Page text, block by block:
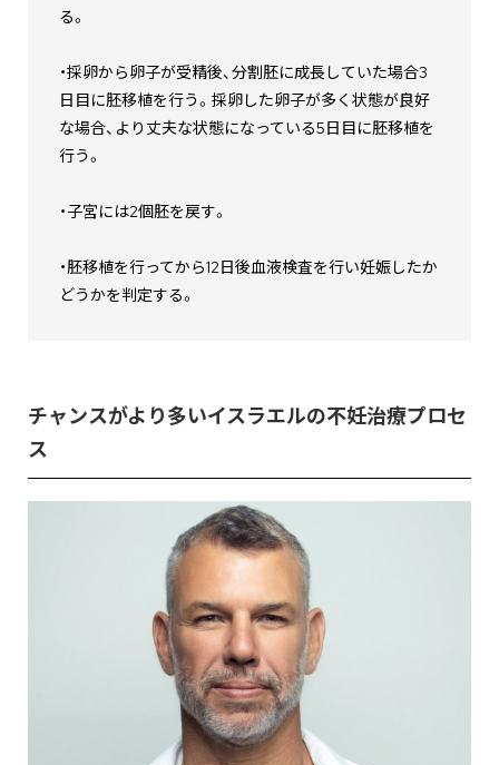
る。
・採卵から卵子が受精後、分割胚に成長していた場合3
日目に胚移植を行う。採卵した卵子が多く状態が良好
な場合、より丈夫な状態になっている5日目に胚移植を
行う。
・子宮には2個胚を戻す。
・胚移植を行ってから12日後血液検査を行い妊娠したか
どうかを判定する。
チャンスがより多いイスラエルの不妊治療プロセ
ス